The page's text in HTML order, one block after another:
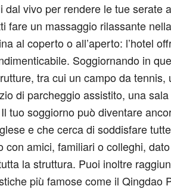
vivo per rendere le tue serate
fare un massaggio rilassante
al coperto o all’aperto: l’hotel
Soggiornando in
tra cui un campo da tennis,
di parcheggio assistito, una
tuo soggiorno può diventare
e che cerca di soddisfare
amici, familiari o colleghi,
la struttura. Puoi inoltre
più famose come il Qingdao